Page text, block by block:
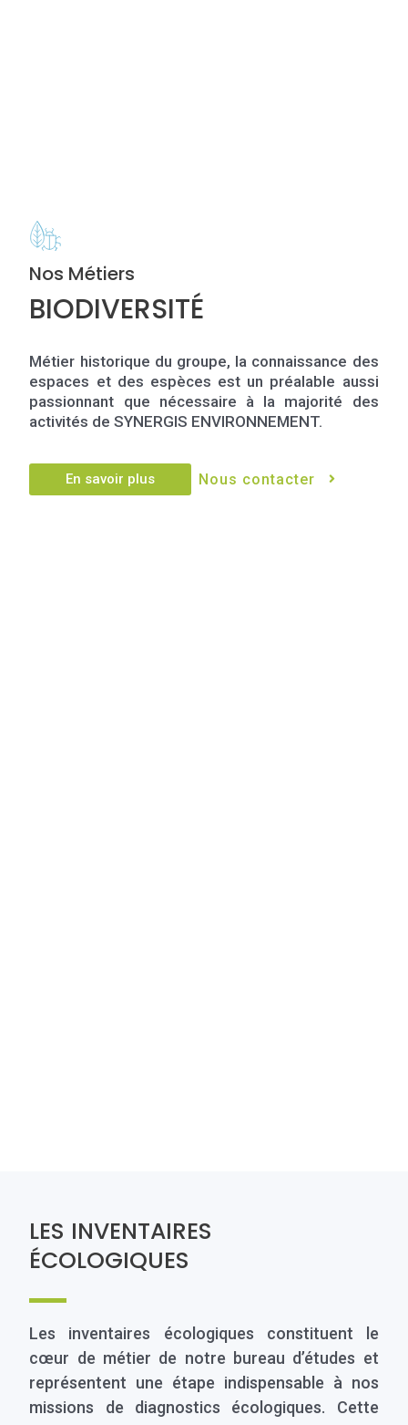
Nos Métiers
BIODIVERSITÉ
Métier historique du groupe, la connaissance des
espaces et des espèces est un préalable aussi
passionnant que nécessaire à la majorité des
activités de SYNERGIS ENVIRONNEMENT.
En savoir plus Nous contacter
LES INVENTAIRES
ÉCOLOGIQUES
Les inventaires écologiques constituent le
cœur de métier de notre bureau d’études et
représentent une étape indispensable à nos
missions de diagnostics écologiques. Cette